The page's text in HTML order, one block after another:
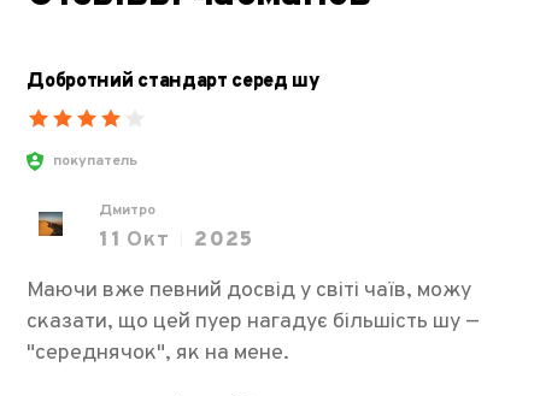
Добротний стандарт серед шу
покупатель
Дмитро
11 Окт
2025
Маючи вже певний досвід у світі чаїв, можу
сказати, що цей пуер нагадує більшість шу —
"середнячок", як на мене.